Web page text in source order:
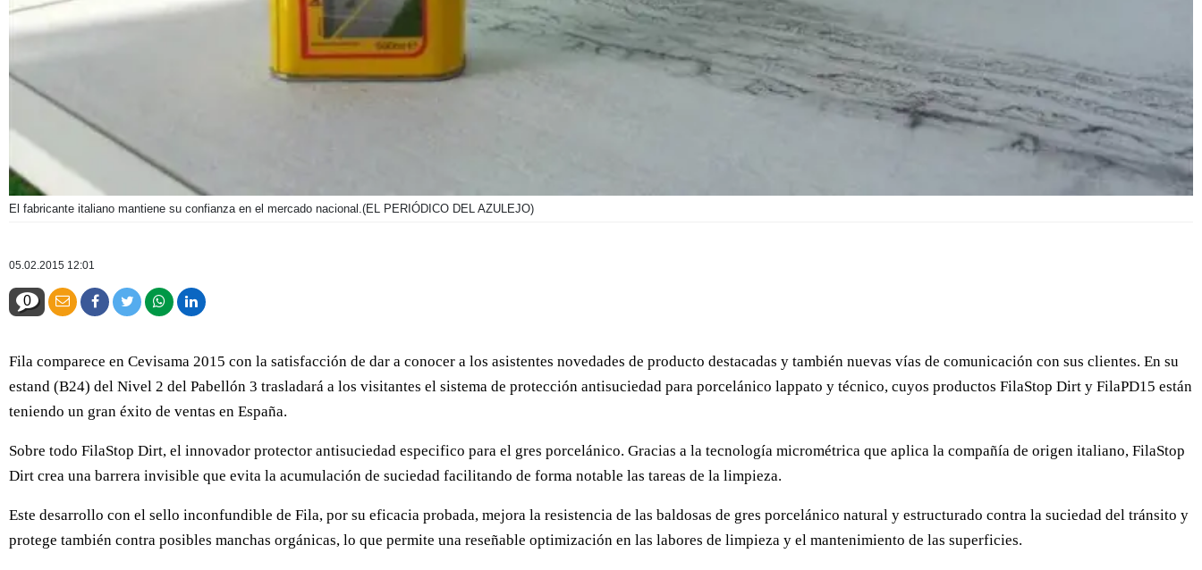
El fabricante italiano mantiene su confianza en el mercado nacional.(EL PERIÓDICO DEL AZULEJO)
05.02.2015 12:01
0
Fila comparece en Cevisama 2015 con la satisfacción de dar a conocer a los asistentes novedades de producto destacadas y también nuevas vías de comunicación con sus clientes. En su
estand (B24) del Nivel 2 del Pabellón 3 trasladará a los visitantes el sistema de protección antisuciedad para porcelánico lappato y técnico, cuyos productos FilaStop Dirt y FilaPD15 están
teniendo un gran éxito de ventas en España.
Sobre todo FilaStop Dirt, el innovador protector antisuciedad especifico para el gres porcelánico. Gracias a la tecnología micrométrica que aplica la compañía de origen italiano, FilaStop
Dirt crea una barrera invisible que evita la acumulación de suciedad facilitando de forma notable las tareas de la limpieza.
Este desarrollo con el sello inconfundible de Fila, por su eficacia probada, mejora la resistencia de las baldosas de gres porcelánico natural y estructurado contra la suciedad del tránsito y
protege también contra posibles manchas orgánicas, lo que permite una reseñable optimización en las labores de limpieza y el mantenimiento de las superficies.